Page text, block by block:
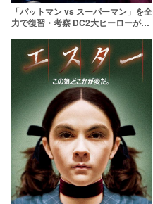
「バットマン vs スーパーマン」を全
力で復習・考察 DC2大ヒーローが衝